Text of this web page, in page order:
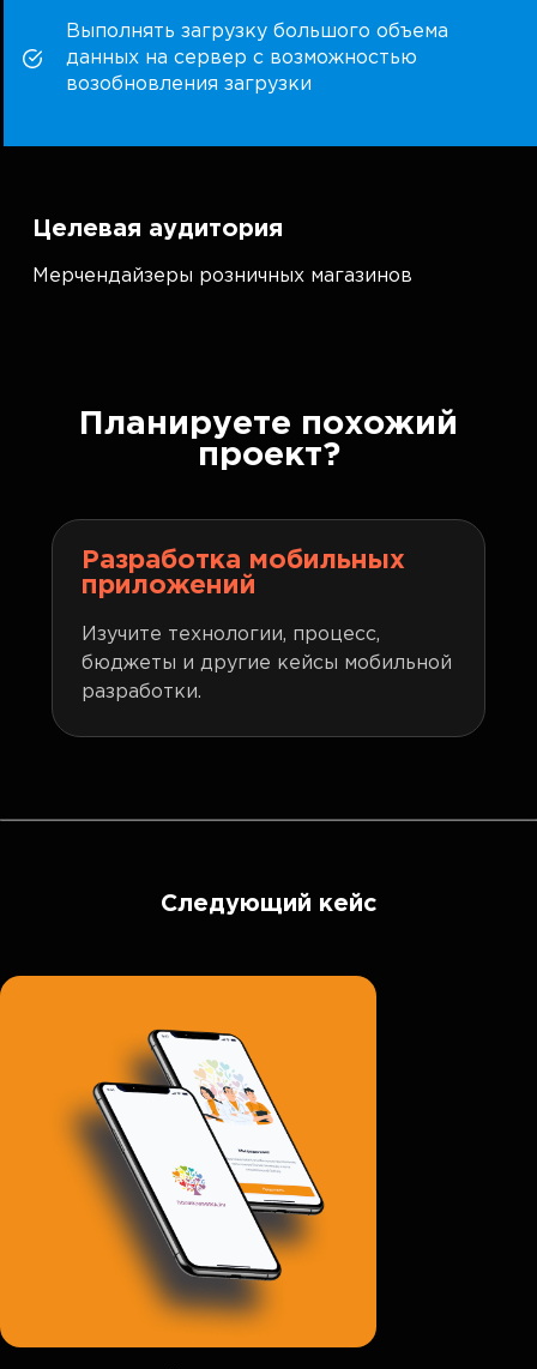
Выполнять загрузку большого объема
данных на сервер с возможностью
возобновления загрузки
Целевая аудитория
Мерчендайзеры розничных магазинов
Планируете похожий
проект?
Разработка мобильных
приложений
Изучите технологии, процесс,
бюджеты и другие кейсы мобильной
разработки.
Следующий кейс